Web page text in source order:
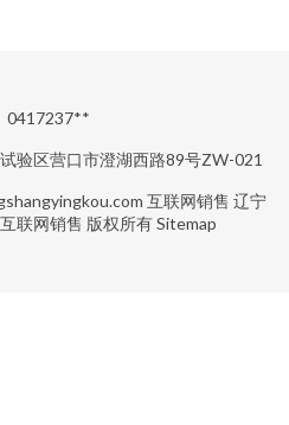
0417237**
验区营口市澄湖西路89号ZW-021
互联网销售 辽宁
互联网销售 版权所有Sitemap